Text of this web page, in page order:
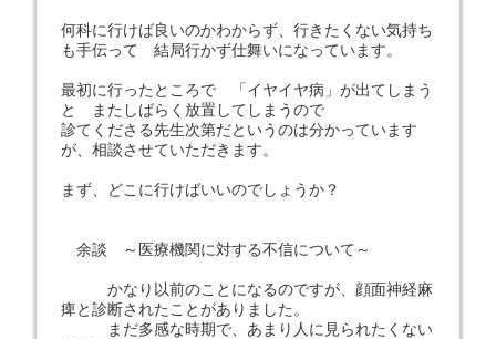
何科に行けば良いのかわからず、行きたくない気持ち
も手伝って 結局行かず仕舞いになっています。
最初に行ったところで 「イヤイヤ病」が出てしまう
と またしばらく放置してしまうので
診てくださる先生次第だというのは分かっています
が、相談させていただきます。
まず、どこに行けばいいのでしょうか？
余談 ～医療機関に対する不信について～
かなり以前のことになるのですが、顔面神経麻
痺と診断されたことがありました。
まだ多感な時期で、あまり人に見られたくない